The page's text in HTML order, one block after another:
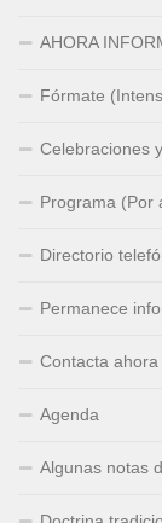
AHORA
Fórmate
Celebraciones
Programa (Por
Directorio
Permanece
Contacta ahora
Agenda
Algunas notas